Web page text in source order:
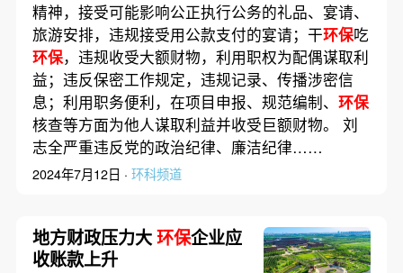
精神，接受可能影响公正执行公务的礼品、宴请、
旅游安排，违规接受用公款支付的宴请；干环保吃
环保，违规收受大额财物，利用职权为配偶谋取利
益；违反保密工作规定，违规记录、传播涉密信
息；利用职务便利，在项目申报、规范编制、 环保
核查等方面为他人谋取利益并收受巨额财物。 刘
志全严重违反党的政治纪律、廉洁纪律……
2024年7月12日 · 环科频道
地方财政压力大环保企业应
收账款上升